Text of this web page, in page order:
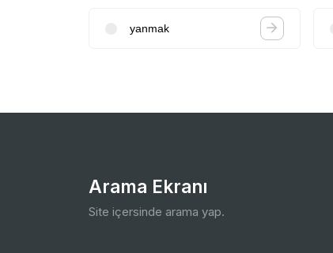
yanmak
Arama Ekranı
Site içersinde arama yap.